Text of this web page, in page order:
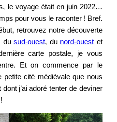
le voyage était en juin 2022…
pour vous le raconter ! Bref.
retrouvez notre découverte
dusud-ouest, du nord-ouest et
carte postale, je vous
Et on commence par le
petite cité médiévale que nous
j’ai adoré tenter de deviner